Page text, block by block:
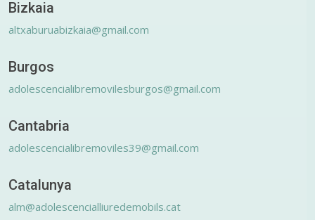
Bizkaia
altxaburuabizkaia@gmail.com
Burgos
adolescencialibremovilesburgos@gmail.com
Cantabria
adolescencialibremoviles39@gmail.com
Catalunya
alm@adolescencialliuredemobils.cat